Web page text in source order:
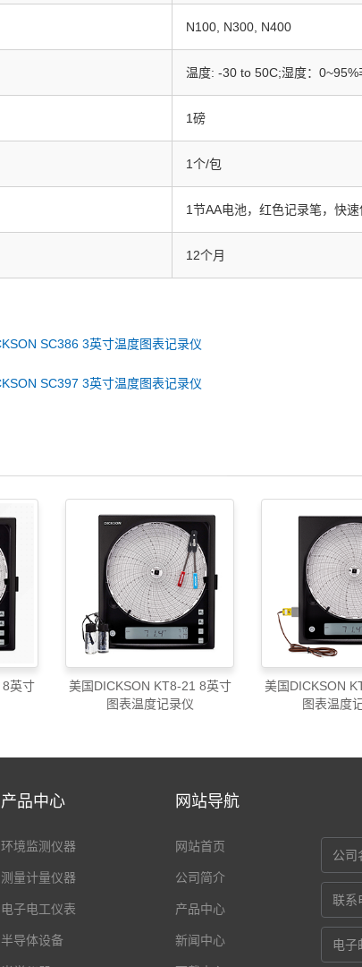
N100, N300, N400
温度: -30 to 50C;湿度：0~95%
1磅
1个/包
1节AA电池，红色记录笔，快速
12个月
SC386 3英寸温度图表记录仪
SC397 3英寸温度图表记录仪
8英寸
美国DICKSON KT8-21 8英寸
图表温度记录仪
美国DICKSON
图表温度
产品中心
环境监测仪器
测量计量仪器
电子电工仪表
半导体设备
网站导航
网站首页
公司简介
产品中心
新闻中心